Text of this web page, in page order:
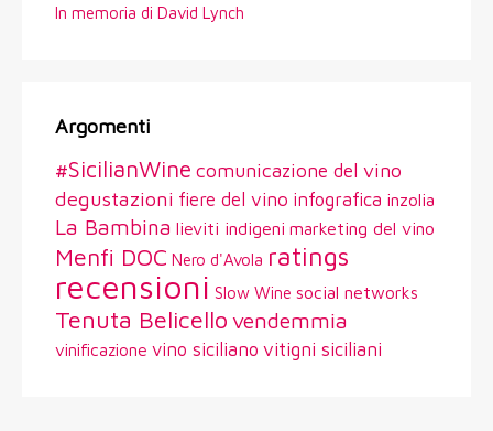
In memoria di David Lynch
Argomenti
#SicilianWine comunicazione del vino
degustazioni fiere del vino infografica inzolia
La Bambina lieviti indigeni marketing del vino
Menfi DOC Nero d'Avola ratings
recensioni Slow Wine social networks
Tenuta Belicello vendemmia
vinificazione vino siciliano vitigni siciliani